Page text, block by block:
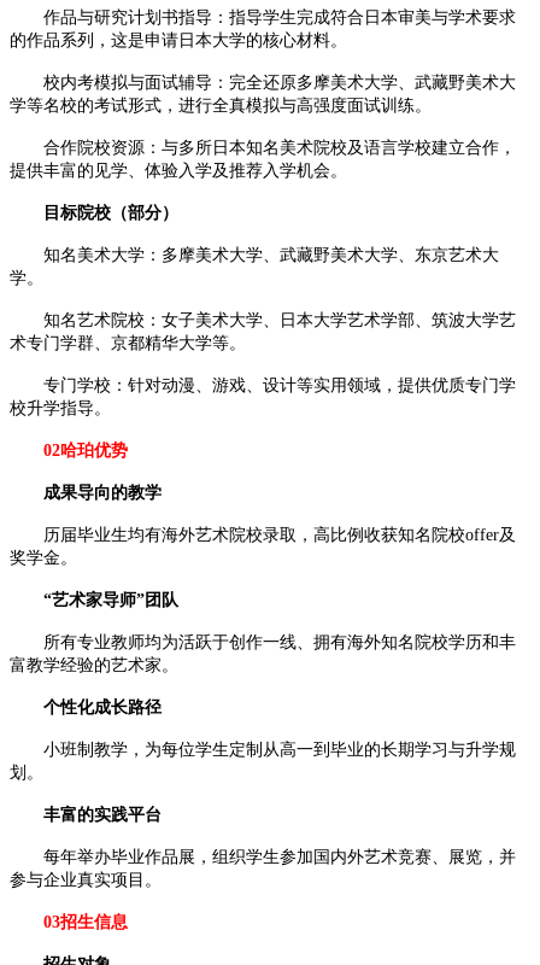
作品与研究计划书指导：指导学生完成符合日本审美与学术要求
的作品系列，这是申请日本大学的核心材料。
校内考模拟与面试辅导：完全还原多摩美术大学、武藏野美术大
学等名校的考试形式，进行全真模拟与高强度面试训练。
合作院校资源：与多所日本知名美术院校及语言学校建立合作，
提供丰富的见学、体验入学及推荐入学机会。
目标院校（部分）
知名美术大学：多摩美术大学、武藏野美术大学、东京艺术大
学。
知名艺术院校：女子美术大学、日本大学艺术学部、筑波大学艺
术专门学群、京都精华大学等。
专门学校：针对动漫、游戏、设计等实用领域，提供优质专门学
校升学指导。
02哈珀优势
成果导向的教学
历届毕业生均有海外艺术院校录取，高比例收获知名院校offer及
奖学金。
“艺术家导师”团队
所有专业教师均为活跃于创作一线、拥有海外知名院校学历和丰
富教学经验的艺术家。
个性化成长路径
小班制教学，为每位学生定制从高一到毕业的长期学习与升学规
划。
丰富的实践平台
每年举办毕业作品展，组织学生参加国内外艺术竞赛、展览，并
参与企业真实项目。
03招生信息